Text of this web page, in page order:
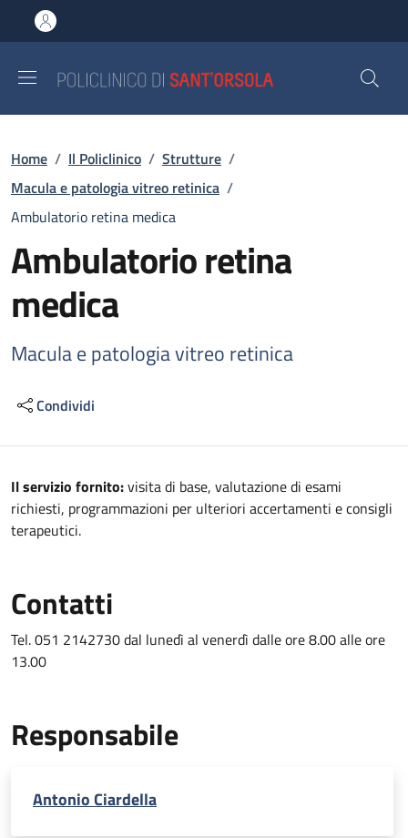
al contenuto principale
to footer content
Briciole di pane
Home / Il Policlinico / Strutture /
Macula e patologia vitreo retinica /
Ambulatorio retina medica
Ambulatorio retina
medica
Macula e patologia vitreo retinica
Condividi
Descrizione
Il servizio fornito:visita di base, valutazione di esami
richiesti, programmazioni per ulteriori accertamenti e consigli
terapeutici.
Contatti
Tel. 051 2142730 dal lunedì al venerdì dalle ore 8.00 alle ore
13.00
Responsabile
Antonio Ciardella